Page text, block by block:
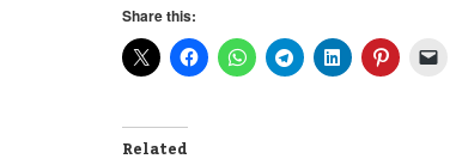
Share this:
Related